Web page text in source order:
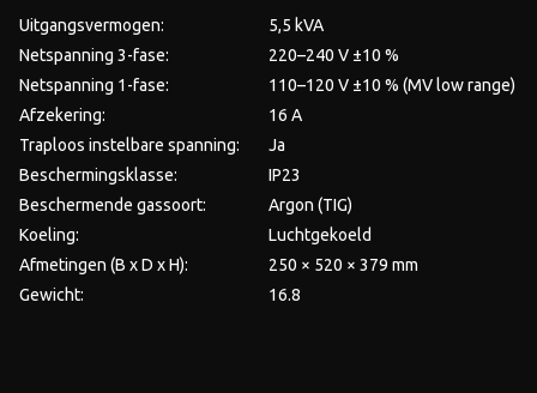
Uitgangsvermogen:
5,5 kVA
Netspanning 3-fase:
220–240 V ±10 %
Netspanning 1-fase:
110–120 V ±10 % (MV low range)
Afzekering:
16 A
Traploos instelbare spanning:
Ja
Beschermingsklasse:
IP23
Beschermende gassoort:
Argon (TIG)
Koeling:
Luchtgekoeld
Afmetingen (B x D x H):
250 × 520 × 379 mm
Gewicht:
16.8